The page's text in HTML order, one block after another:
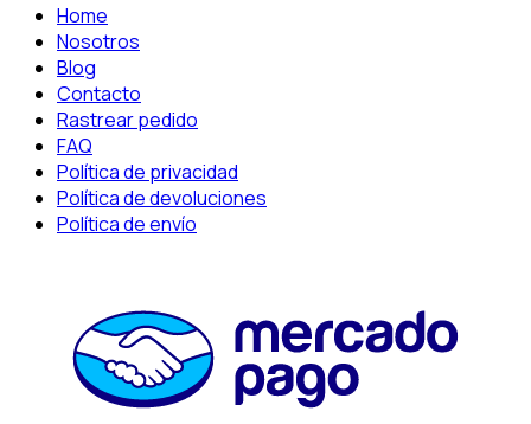
Home
Nosotros
Blog
Contacto
Rastrear pedido
FAQ
Política de privacidad
Política de devoluciones
Política de envío